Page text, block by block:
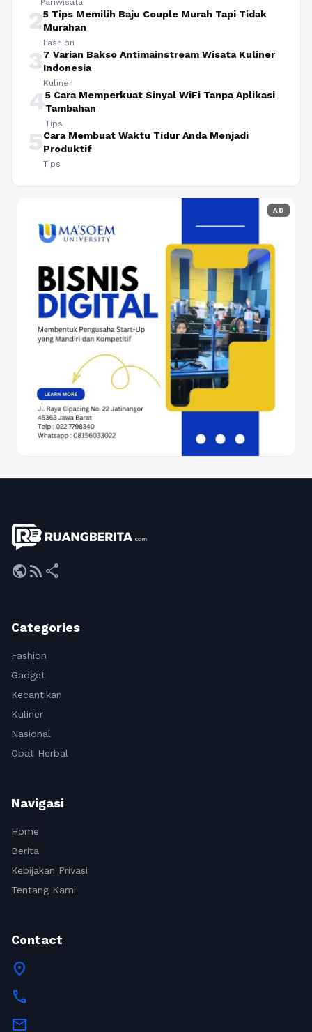
Pariwisata
25 Tips Memilih Baju Couple Murah Tapi Tidak
Murahan
Fashion
37 Varian Bakso Antimainstream Wisata Kuliner
Indonesia
Kuliner
45 Cara Memperkuat Sinyal WiFi Tanpa Aplikasi
Tambahan
Tips
5Cara Membuat Waktu Tidur Anda Menjadi
Produktif
Tips
AD
publicrss_feed share
Categories
Fashion
Gadget
Kecantikan
Kuliner
Nasional
Obat Herbal
Navigasi
Home
Berita
Kebijakan Privasi
Tentang Kami
Contact
location_on
call
mail